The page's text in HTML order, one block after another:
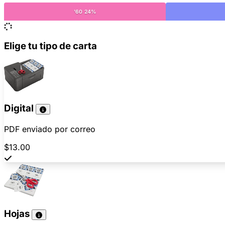
'60 24%
Elige tu tipo de carta
Digital
PDF enviado por correo
$13.00
Hojas